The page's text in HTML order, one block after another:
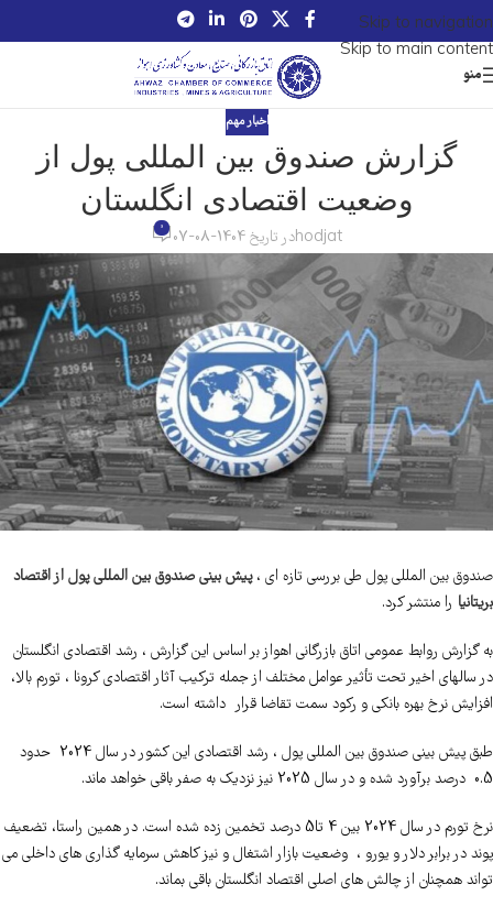
Skip to navigation
Skip to main content
منو
اخبار مهم
گزارش صندوق بین المللی پول از
وضعیت اقتصادی انگلستان
hodjatدر تاریخ 1404-08-07 0
صندوق بین المللی پول طی بررسی تازه ای ، پیش بینی صندوق بین المللی پول از اقتصاد
بریتانیا را منتشر کرد.
به گزارش روابط عمومی اتاق بازرگانی اهواز بر اساس این گزارش ، رشد اقتصادی انگلستان
در سالهای اخیر تحت تأثیر عوامل مختلف از جمله ترکیب آثار اقتصادی کرونا ، تورم بالا،
افزایش نرخ بهره بانکی و رکود سمت تقاضا قرار داشته است.
طبق پیش بینی صندوق بین المللی پول ، رشد اقتصادی این کشور در سال 2024 حدود
0.5 درصد برآورد شده و در سال 2025 نیز نزدیک به صفر باقی خواهد ماند.
نرخ تورم در سال 2024 بین 4 تا5 درصد تخمین زده شده است. در همین راستا، تضعیف
پوند در برابر دلار و یورو ، وضعیت بازار اشتغال و نیز کاهش سرمایه گذاری های داخلی می
تواند همچنان از چالش های اصلی اقتصاد انگلستان باقی بماند.